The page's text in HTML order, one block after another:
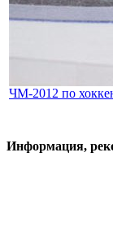
ЧМ-2012 по
Информация,